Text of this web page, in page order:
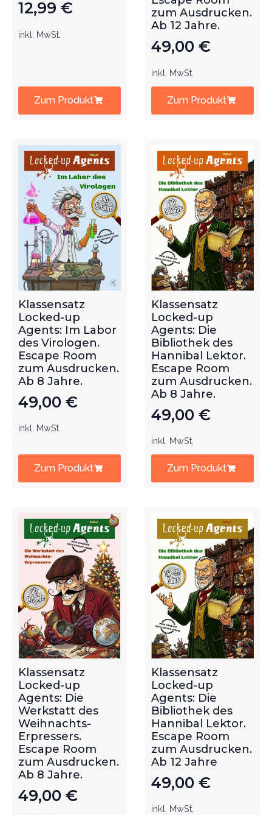
12,99 €
inkl. MwSt.
Zum Produkt
zum Ausdrucken.
Ab 12 Jahre.
49,00 €
inkl. MwSt.
Zum Produkt
Klassensatz
Locked-up
Agents: Im Labor
des Virologen.
Escape Room
zum Ausdrucken.
Ab 8 Jahre.
49,00 €
inkl. MwSt.
Zum Produkt
Klassensatz
Locked-up
Agents: Die
Bibliothek des
Hannibal Lektor.
Escape Room
zum Ausdrucken.
Ab 8 Jahre.
49,00 €
inkl. MwSt.
Zum Produkt
Klassensatz
Locked-up
Agents: Die
Werkstatt des
Weihnachts-
Erpressers.
Escape Room
zum Ausdrucken.
Ab 8 Jahre.
49,00 €
Klassensatz
Locked-up
Agents: Die
Bibliothek des
Hannibal Lektor.
Escape Room
zum Ausdrucken.
Ab 12 Jahre
49,00 €
inkl. MwSt.